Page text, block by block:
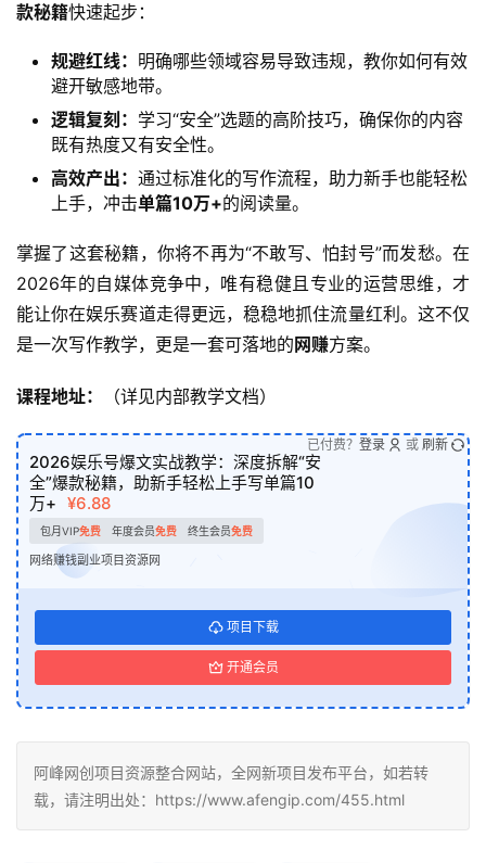
款秘籍快速起步：
规避红线： 明确哪些领域容易导致违规，教你如何有效
避开敏感地带。
逻辑复刻： 学习“安全”选题的高阶技巧，确保你的内容
既有热度又有安全性。
高效产出： 通过标准化的写作流程，助力新手也能轻松
上手，冲击单篇10万+的阅读量。
掌握了这套秘籍，你将不再为“不敢写、怕封号”而发愁。在
2026年的自媒体竞争中，唯有稳健且专业的运营思维，才
能让你在娱乐赛道走得更远，稳稳地抓住流量红利。这不仅
是一次写作教学，更是一套可落地的 网赚方案。
课程地址： （详见内部教学文档）
2026娱乐号爆文实战教学：深度拆解“安
全”爆款秘籍，助新手轻松上手写单篇10
万+ ¥6.88
包月VIP免费 年度会员免费 终生会员免费
网络赚钱副业项目资源网
项目下载
开通会员
已付费？ 登录 或 刷新
阿峰网创项目资源整合网站，全网新项目发布平台，如若转
载，请注明出处：https://www.afengip.com/455.html